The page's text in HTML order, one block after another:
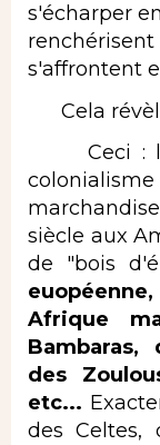
s'écharper
s'affrontent
Cela
Ceci : le
siècle aux
de "bois
Afrique
Bambaras,
des
etc...
des Celtes,